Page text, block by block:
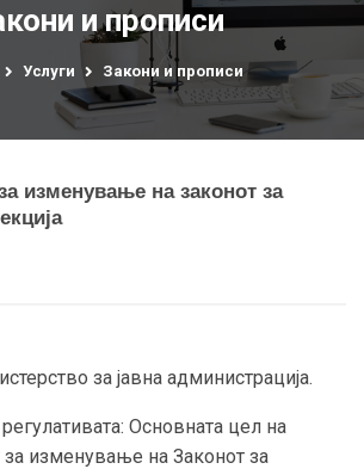
и прописи
Услуги Закони и прописи
изменување на законот за
за јавна администрација.
Основната цел на
изменување на Законот за